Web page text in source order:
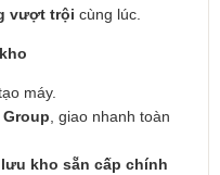
vượt trội cùng lúc.
máy.
, giao nhanh toàn
lưu kho sẵn cấp chính